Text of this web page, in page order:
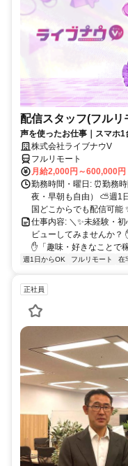
配信スタッフ(フルリ
声を使ったお仕事｜スマホ
～OK♪
株式会社ライブナウV
フルリモート
月給2,000円～600,000円
勤務時間・曜日: ⏰勤務
夜・早朝も自由） ⛅週1
国どこからでも配信可能
仕事内容: ＼✨未経験・
ビューしてみませんか？
✋「趣味・好きなことで
週1日からOK フルリモート 在
正社員